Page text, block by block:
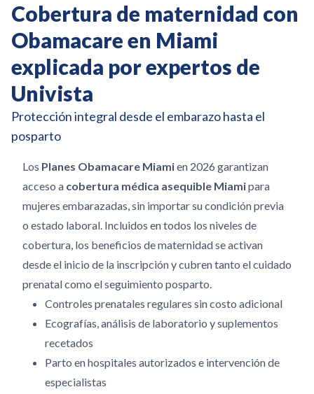
Cobertura de maternidad con
Obamacare en Miami
explicada por expertos de
Univista
Protección integral desde el embarazo hasta el
posparto
Los Planes Obamacare Miamien 2026 garantizan
acceso a cobertura médica asequible Miamipara
mujeres embarazadas, sin importar su condición previa
o estado laboral. Incluidos en todos los niveles de
cobertura, los beneficios de maternidad se activan
desde el inicio de la inscripción y cubren tanto el cuidado
prenatal como el seguimiento posparto.
Controles prenatales regulares sin costo adicional
Ecografías, análisis de laboratorio y suplementos
recetados
Parto en hospitales autorizados e intervención de
especialistas